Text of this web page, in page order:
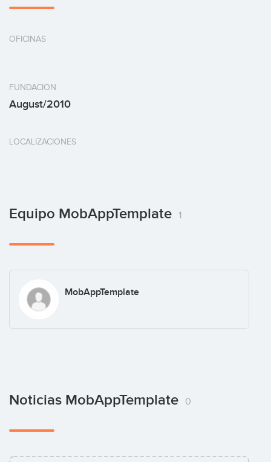
OFICINAS
FUNDACION
August/2010
LOCALIZACIONES
Equipo MobAppTemplate 1
MobAppTemplate
Noticias MobAppTemplate 0